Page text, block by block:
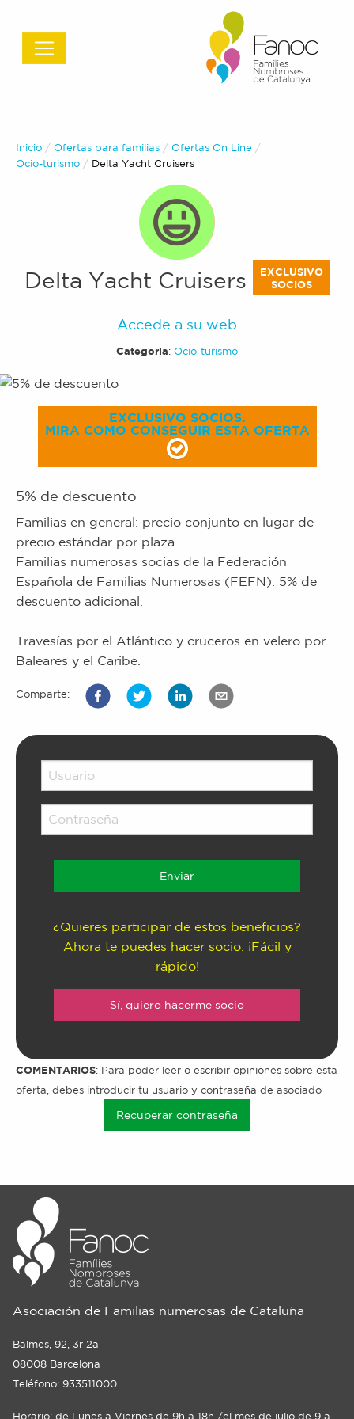
Inicio Ofertas para familias
Ofertas On Line
Ocio-turismo
Actual:
Delta Yacht Cruisers
Delta Yacht Cruisers
EXCLUSIVO
SOCIOS
Accede a su web
Categoria: Ocio-turismo
EXCLUSIVO SOCIOS.
MIRA COMO CONSEGUIR ESTA OFERTA
5% de descuento
Familias en general: precio conjunto en lugar de
precio estándar por plaza.
Familias numerosas socias de la Federación
Española de Familias Numerosas (FEFN): 5% de
descuento adicional.
Travesías por el Atlántico y cruceros en velero por
Baleares y el Caribe.
Comparte:
¿Quieres participar de estos beneficios?
Ahora te puedes hacer socio. ¡Fácil y
rápido!
Sí, quiero hacerme socio
COMENTARIOS: Para poder leer o escribir opiniones sobre esta
oferta, debes introducir tu usuario y contraseña de asociado
Recuperar contraseña
Asociación de Familias numerosas de Cataluña
Balmes, 92, 3r 2a
08008 Barcelona
Teléfono: 933511000
Horario: de Lunes a Viernes de 9h a 18h /el mes de julio de 9 a